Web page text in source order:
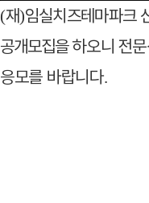
(재)임실치즈테마파크
공개모집을하오니 전
응모를 바랍니다.